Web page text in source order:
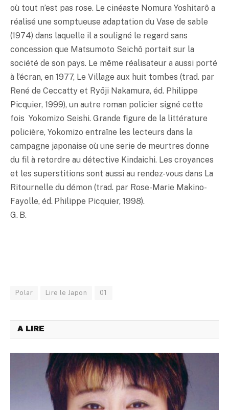
où tout n’est pas rose. Le cinéaste Nomura Yoshitarô a
réalisé une somptueuse adaptation du Vase de sable
(1974) dans laquelle il a souligné le regard sans
concession que Matsumoto Seichô portait sur la
société de son pays. Le même réalisateur a aussi porté
à l’écran, en 1977, Le Village aux huit tombes (trad. par
René de Ceccatty et Ryōji Nakamura, éd. Philippe
Picquier, 1999), un autre roman policier signé cette
fois Yokomizo Seishi. Grande figure de la littérature
policière, Yokomizo entraîne les lecteurs dans la
campagne japonaise où une serie de meurtres donne
du fil à retordre au détective Kindaichi. Les croyances
et les superstitions sont aussi au rendez-vous dans La
Ritournelle du démon (trad. par Rose-Marie Makino-
Fayolle, éd. Philippe Picquier, 1998).
G. B.
Polar Lire le Japon 01
A LIRE